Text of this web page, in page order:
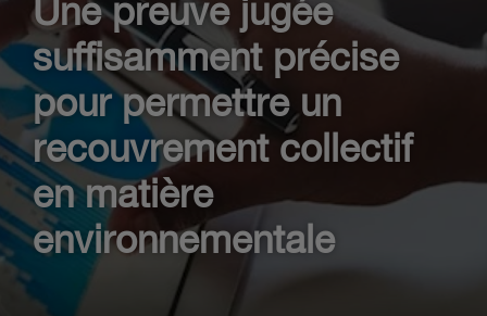
Une preuve jugée
suffisamment précise
pour permettre un
recouvrement collectif
en matière
environnementale